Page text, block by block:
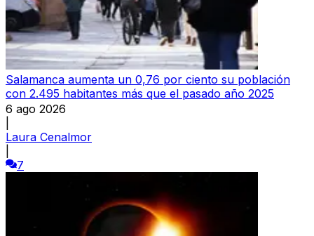
Salamanca aumenta un 0,76 por ciento su población
con 2.495 habitantes más que el pasado año 2025
6 ago 2026
Laura Cenalmor
7